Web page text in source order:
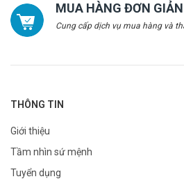
MUA HÀNG ĐƠN
Cung cấp dịch vụ mua hàng và
THÔNG TIN
Giới thiệu
Tầm nhìn sứ mệnh
Tuyển dụng